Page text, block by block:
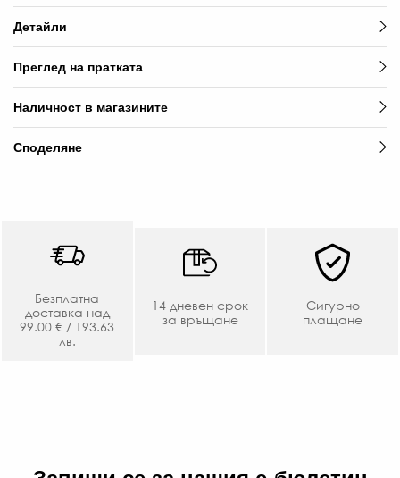
Детайли
Преглед на пратката
Наличност в магазините
Споделяне
Безплатна
доставка над
99.00 € / 193.63
лв.
14 дневен срок
за връщане
Сигурно
плащане